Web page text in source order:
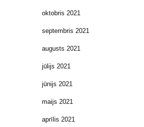
oktobris 2021
septembris 2021
augusts 2021
jūlijs 2021
jūnijs 2021
maijs 2021
aprīlis 2021